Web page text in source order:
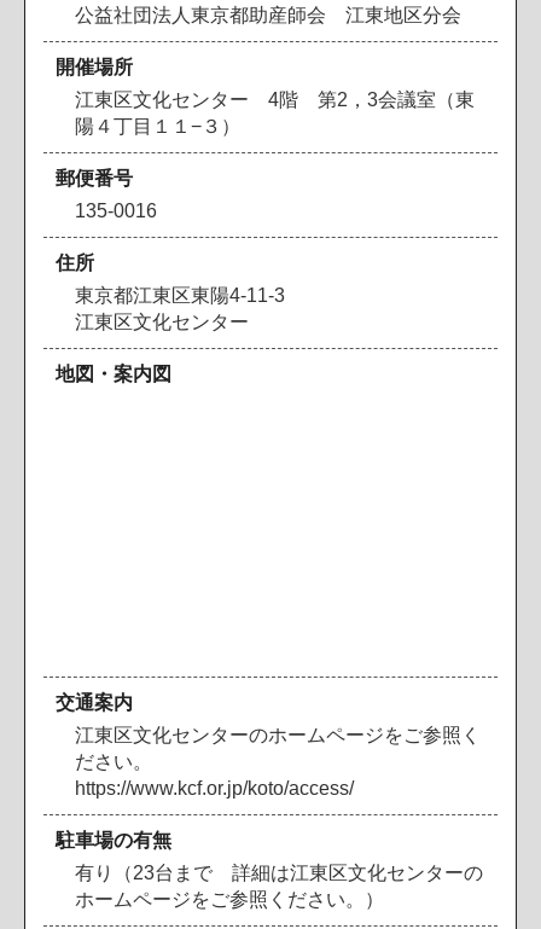
公益社団法人東京都助産師会 江東地区分会
開催場所
江東区文化センター 4階 第2，3会議室（東
陽４丁目１１−３）
郵便番号
135-0016
住所
東京都江東区東陽4-11-3
江東区文化センター
地図・案内図
交通案内
江東区文化センターのホームページをご参照く
ださい。
https://www.kcf.or.jp/koto/access/
駐車場の有無
有り（23台まで 詳細は江東区文化センターの
ホームページをご参照ください。）